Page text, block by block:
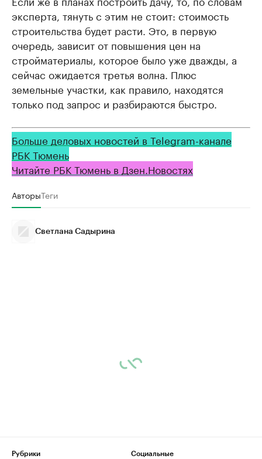
эксперта, тянуть с этим не стоит: стоимость
строительства будет расти. Это, в первую
очередь, зависит от повышения цен на
стройматериалы, которое было уже дважды, а
сейчас ожидается третья волна. Плюс
земельные участки, как правило, находятся
только под запрос и разбираются быстро.
Больше деловых новостей в Telegram-канале
РБК Тюмень
Читайте РБК Тюмень в Дзен.Новостях
АвторыТеги
Светлана Садырина
Рубрики
Социальные